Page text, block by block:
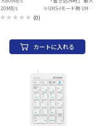
20MB/s ※UHS-Iモード時 UHS
バススピードモード：UHS-I SDR104 UHS
400mA(UHS-Iモード時最大) 使用温度：
0℃～70℃ 使用湿度：25％～93％(結露な
きこと) 外形寸法：
INDEXシール、ハードケース、3年間保証
(0)
カートに入れる